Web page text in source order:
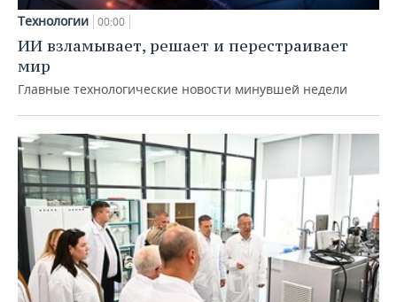
Технологии 00:00
ИИ взламывает, решает и перестраивает
мир
Главные технологические новости минувшей недели